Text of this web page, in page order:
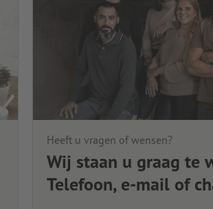
Heeft u vragen of wensen?
Wij staan u graag te
Telefoon, e-mail of